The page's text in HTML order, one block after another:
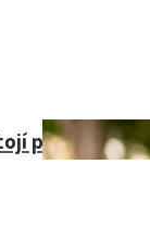
pomeranian